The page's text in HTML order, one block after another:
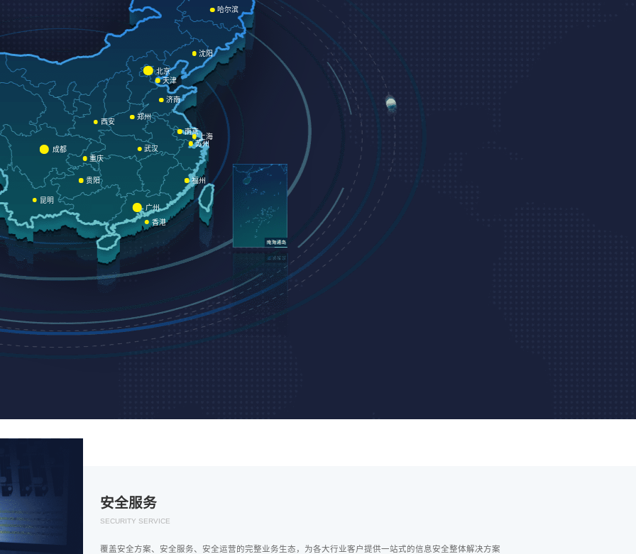
苏州
南京
天津
哈尔滨
北京
沈阳
济南
西安
郑州
上海
武汉
贵阳
重庆
成都
昆明
广州
福州
香港
安全服务
SECURITY SERVICE
覆盖安全方案、安全服务、安全运营的完整业务生态，为各大行业客户提供一站式的信息安全整体解决方案